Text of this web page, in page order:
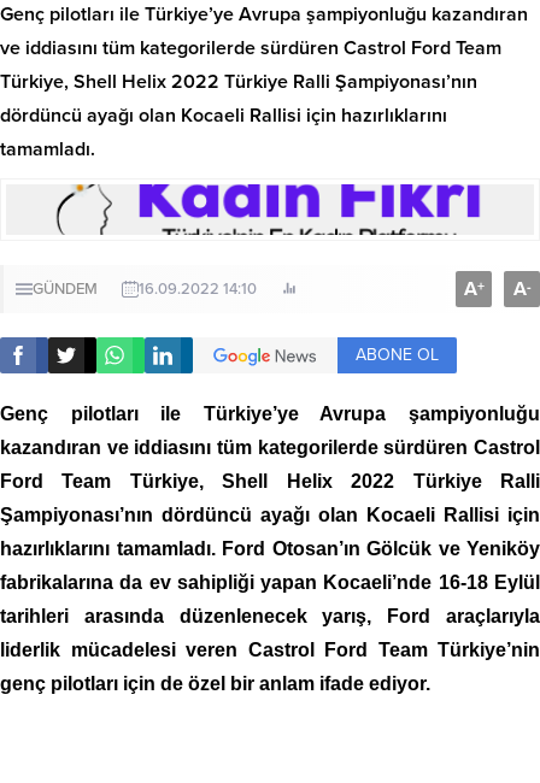
Genç pilotları ile Türkiye’ye Avrupa şampiyonluğu kazandıran
ve iddiasını tüm kategorilerde sürdüren Castrol Ford Team
Türkiye, Shell Helix 2022 Türkiye Ralli Şampiyonası’nın
dördüncü ayağı olan Kocaeli Rallisi için hazırlıklarını
tamamladı.
GÜNDEM 16.09.2022 14:10 A+ A-
ABONE OL
Genç pilotları ile Türkiye’ye Avrupa şampiyonluğu
kazandıran ve iddiasını tüm kategorilerde sürdüren Castrol
Ford Team Türkiye, Shell Helix 2022 Türkiye Ralli
Şampiyonası’nın dördüncü ayağı olan Kocaeli Rallisi için
hazırlıklarını tamamladı. Ford Otosan’ın Gölcük ve Yeniköy
fabrikalarına da ev sahipliği yapan Kocaeli’nde 16-18 Eylül
tarihleri arasında düzenlenecek yarış, Ford araçlarıyla
liderlik mücadelesi veren Castrol Ford Team Türkiye’nin
genç pilotları için de özel bir anlam ifade ediyor.